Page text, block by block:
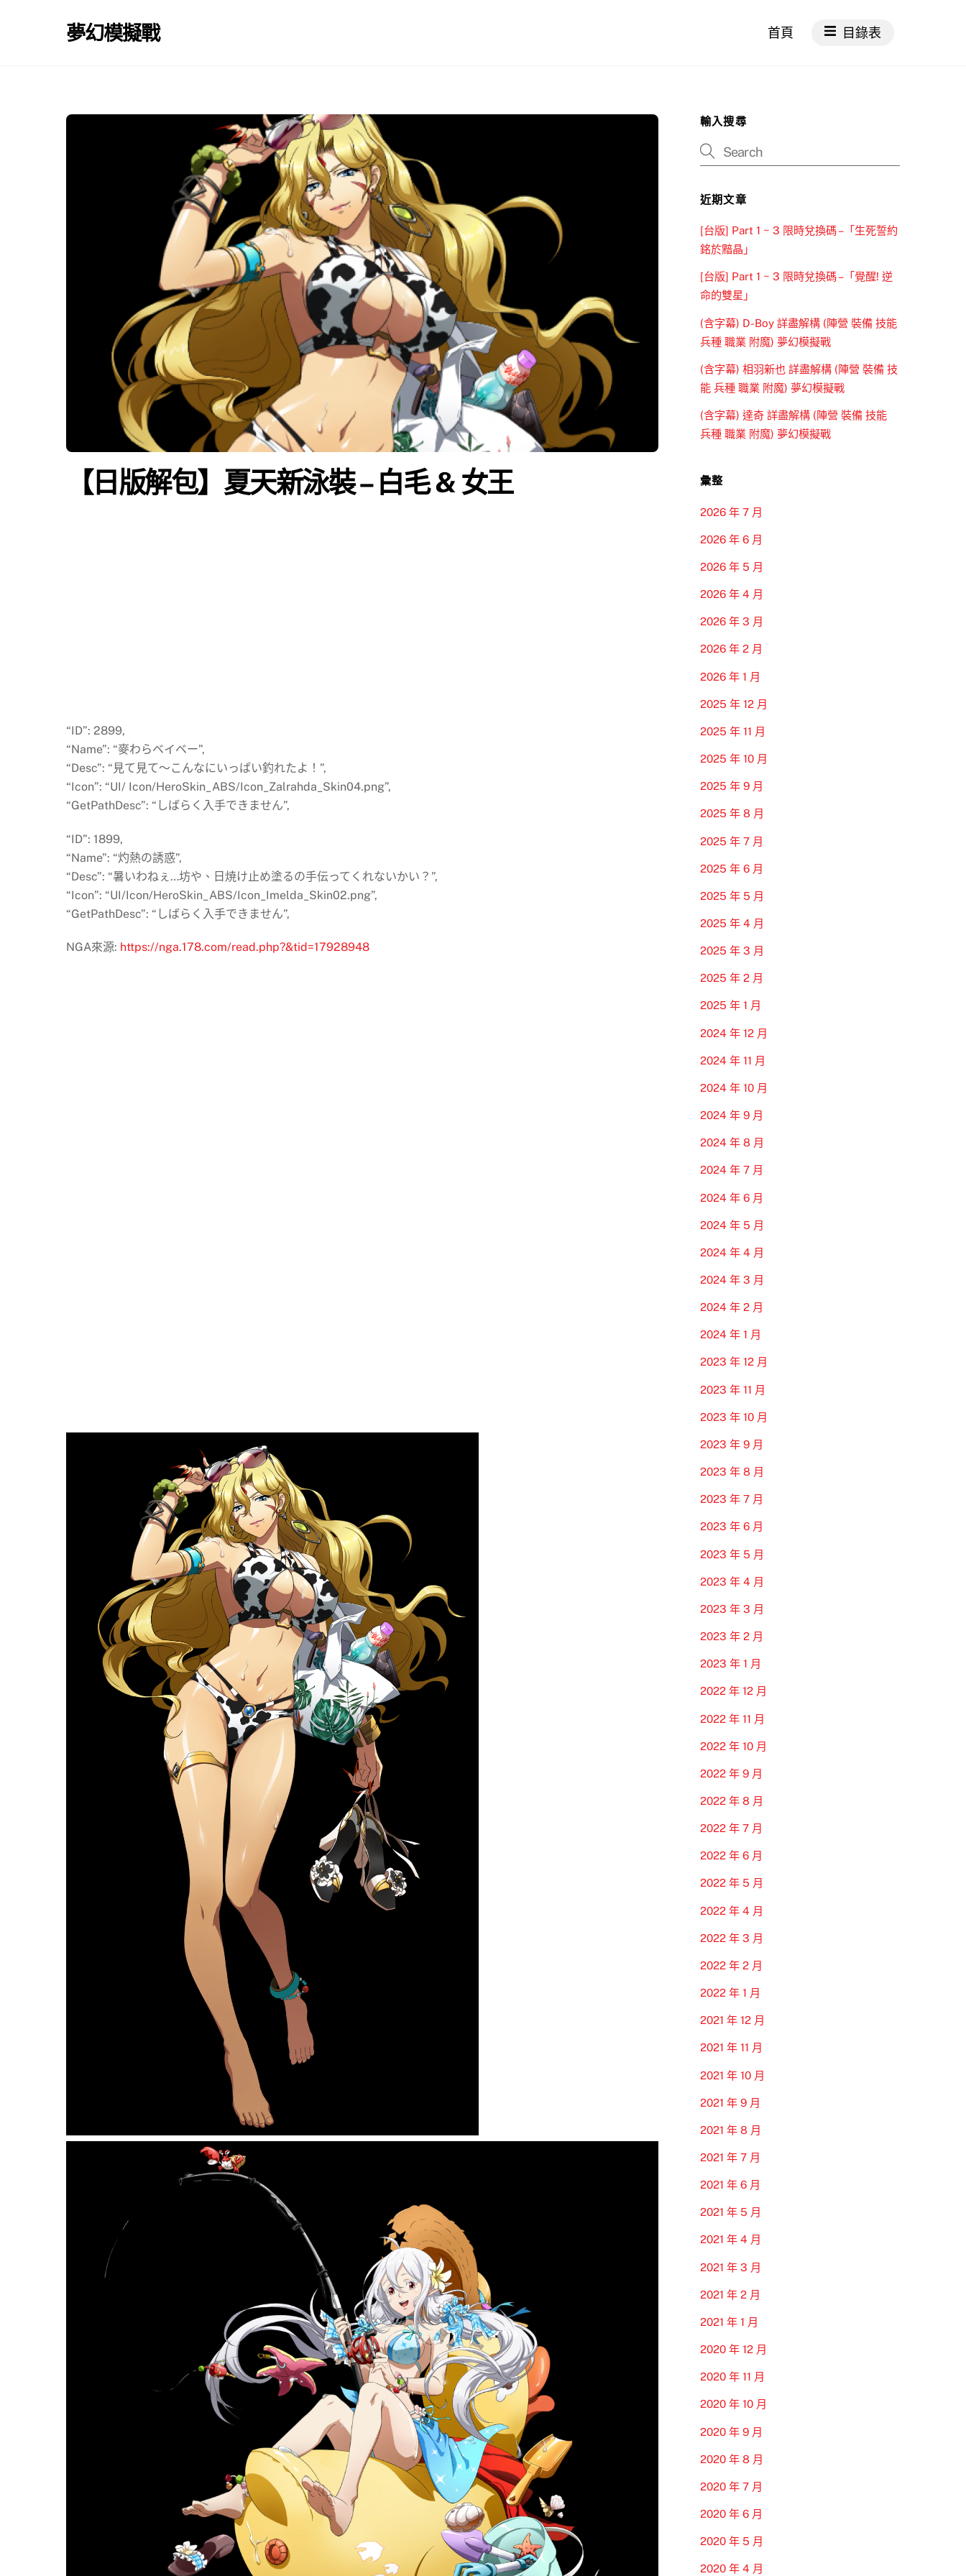
夢幻模擬戰 首頁 目錄表
【日版解包】夏天新泳裝 – 白毛 & 女王
“ID”: 2899,
“Name”: “麥わらベイベー”,
“Desc”: “見て見て～こんなにいっぱい釣れたよ！”,
“Icon”: “UI/ Icon/HeroSkin_ABS/Icon_Zalrahda_Skin04.png”,
“GetPathDesc”: “しばらく入手できません”,
“ID”: 1899,
“Name”: “灼熱の誘惑”,
“Desc”: “暑いわねぇ…坊や、日焼け止め塗るの手伝ってくれないかい？”,
“Icon”: “UI/Icon/HeroSkin_ABS/Icon_Imelda_Skin02.png”,
“GetPathDesc”: “しばらく入手できません”,
NGA來源: https://nga.178.com/read.php?&tid=17928948
輸入搜尋
近期文章
[台版] Part 1 ~ 3 限時兌換碼 –「生死誓約
銘於黯晶」
[台版] Part 1 ~ 3 限時兌換碼 –「覺醒! 逆
命的雙星」
(含字幕) D-Boy 詳盡解構 (陣營 裝備 技能
兵種 職業 附魔) 夢幻模擬戰
(含字幕) 相羽新也 詳盡解構 (陣營 裝備 技
能 兵種 職業 附魔) 夢幻模擬戰
(含字幕) 達奇 詳盡解構 (陣營 裝備 技能
兵種 職業 附魔) 夢幻模擬戰
彙整
2026 年 7 月
2026 年 6 月
2026 年 5 月
2026 年 4 月
2026 年 3 月
2026 年 2 月
2026 年 1 月
2025 年 12 月
2025 年 11 月
2025 年 10 月
2025 年 9 月
2025 年 8 月
2025 年 7 月
2025 年 6 月
2025 年 5 月
2025 年 4 月
2025 年 3 月
2025 年 2 月
2025 年 1 月
2024 年 12 月
2024 年 11 月
2024 年 10 月
2024 年 9 月
2024 年 8 月
2024 年 7 月
2024 年 6 月
2024 年 5 月
2024 年 4 月
2024 年 3 月
2024 年 2 月
2024 年 1 月
2023 年 12 月
2023 年 11 月
2023 年 10 月
2023 年 9 月
2023 年 8 月
2023 年 7 月
2023 年 6 月
2023 年 5 月
2023 年 4 月
2023 年 3 月
2023 年 2 月
2023 年 1 月
2022 年 12 月
2022 年 11 月
2022 年 10 月
2022 年 9 月
2022 年 8 月
2022 年 7 月
2022 年 6 月
2022 年 5 月
2022 年 4 月
2022 年 3 月
2022 年 2 月
2022 年 1 月
2021 年 12 月
2021 年 11 月
2021 年 10 月
2021 年 9 月
2021 年 8 月
2021 年 7 月
2021 年 6 月
2021 年 5 月
2021 年 4 月
2021 年 3 月
2021 年 2 月
2021 年 1 月
2020 年 12 月
2020 年 11 月
2020 年 10 月
2020 年 9 月
2020 年 8 月
2020 年 7 月
2020 年 6 月
2020 年 5 月
2020 年 4 月